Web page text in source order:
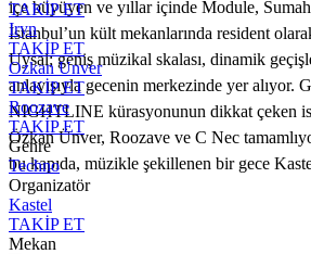
içe büyüyen ve yıllar içinde Module,
İstanbul’un kült mekanlarında resident
Uysal; geniş müzikal skalası, dinamik
anlayışıyla gecenin merkezinde yer alıyor.
NIGHTLINE kürasyonunun dikkat çeken
Özkan Ünver, Roozave ve C Nec
bu kapıda, müzikle şekillenen bir gece
TAKİP ET
Iryn
TAKİP ET
Ozkan Unver
TAKİP ET
Roozave
TAKİP ET
Genre
Techno
Organizatör
Kastel
TAKİP ET
Mekan